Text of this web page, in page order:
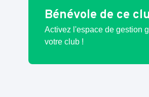
Bénévole de ce
Activez l'espace de gestion
votre club !